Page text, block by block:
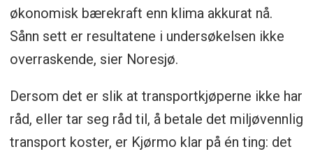
økonomisk bærekraft enn klima akkurat nå.
Sånn sett er resultatene i undersøkelsen ikke
overraskende, sier Noresjø.
Dersom det er slik at transportkjøperne ikke har
råd, eller tar seg råd til, å betale det miljøvennlig
transport koster, er Kjørmo klar på én ting: det